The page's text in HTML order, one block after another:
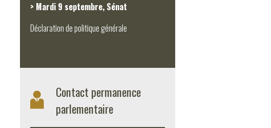
> Mardi 9 septembre, Sénat
Déclaration de politique générale
Contact permanence
parlementaire